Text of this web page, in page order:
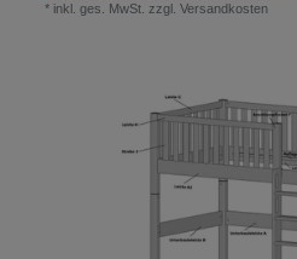
* inkl. ges. MwSt. zzgl.Versandkosten